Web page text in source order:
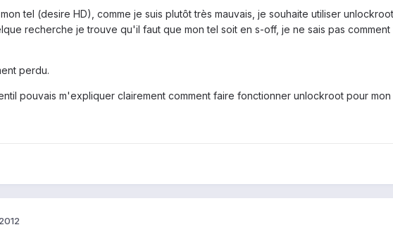
tel (desire HD), comme je suis plutôt très mauvais, je souhaite utiliser
recherche je trouve qu'il faut que mon tel soit en s-off, je ne sais pas
perdu.
pouvais m'expliquer clairement comment faire fonctionner unlockroot pour mon